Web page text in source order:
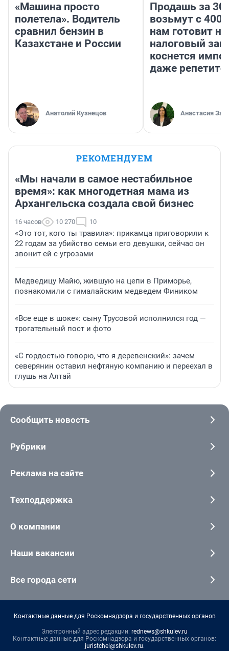
«Машина просто
полетела». Водитель
сравнил бензин в
Казахстане и России
Анатолий Кузнецов
Продашь за
возьмут с
нам готовит
налоговый
коснется
даже
Анастасия
РЕКОМЕНДУЕМ
«Мы начали в самое нестабильное
время»: как многодетная мама из
Архангельска создала свой бизнес
16 часов 10 270 10
«Это тот, кого ты травила»: прикамца приговорили к
22 годам за убийство семьи его девушки, сейчас он
звонит ей с угрозами
Медведицу Майю, жившую на цепи в Приморье,
познакомили с гималайским медведем Фиником
«Все еще в шоке»: сыну Трусовой исполнился год —
трогательный пост и фото
«С гордостью говорю, что я деревенский»: зачем
северянин оставил нефтяную компанию и переехал в
глушь на Алтай
Сообщить новость
Рубрики
Реклама на сайте
Техподдержка
О компании
Наши вакансии
Все города сети
Контактные данные для Роскомнадзора и государственных органов
Электронный адрес редакции: rednews@shkulev.ru
Контактные данные для Роскомнадзора и государственных органов:
juristchel@shkulev.ru.